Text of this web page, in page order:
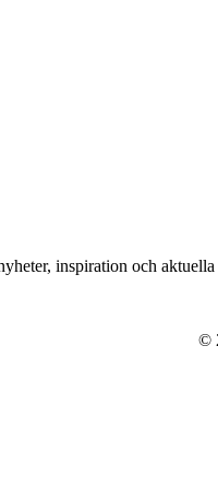
inspiration och aktuella
©